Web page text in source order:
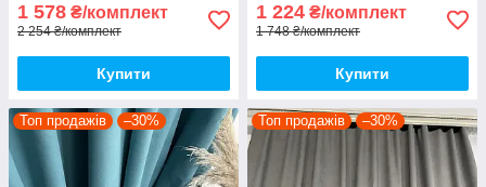
1 578 ₴/комплект
2 254 ₴/комплект
Купити
1 224 ₴/комплект
1 748 ₴/комплект
Купити
Топ продажів –30% Топ продажів –30%